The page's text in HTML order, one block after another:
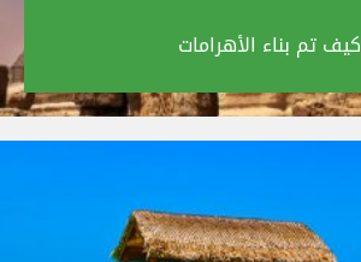
كيف تم بناء الأهرامات‎